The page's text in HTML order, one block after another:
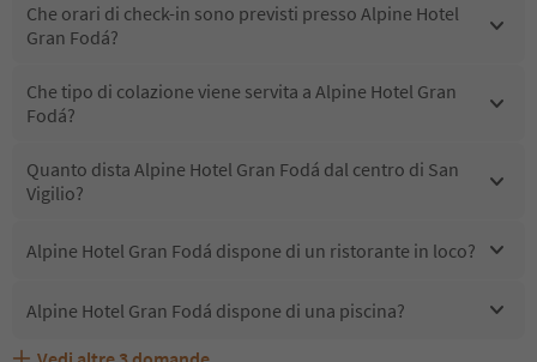
Che orari di check-in sono previsti presso Alpine Hotel
Gran Fodá?
Che tipo di colazione viene servita a Alpine Hotel Gran
Fodá?
Quanto dista Alpine Hotel Gran Fodá dal centro di San
Vigilio?
Alpine Hotel Gran Fodá dispone di un ristorante in loco?
Alpine Hotel Gran Fodá dispone di una piscina?